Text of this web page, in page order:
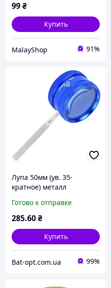
99₴
Купить
MalayShop 91%
Лупа 50мм (ув. 35-
кратное) металл
лупа для рукоделия
Готово к отправке
285.60₴
Купить
Bat-opt.com.ua 99%